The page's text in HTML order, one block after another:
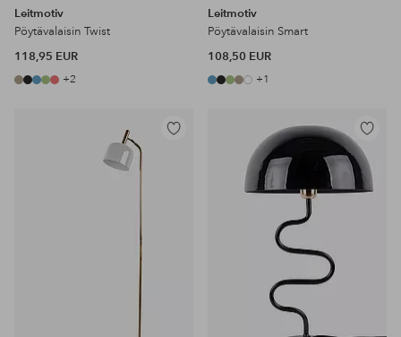
Leitmotiv
Pöytävalaisin Twist
118,95 EUR
+2
Leitmotiv
Pöytävalaisin Smart
108,50 EUR
+1
Lisää
Lisää